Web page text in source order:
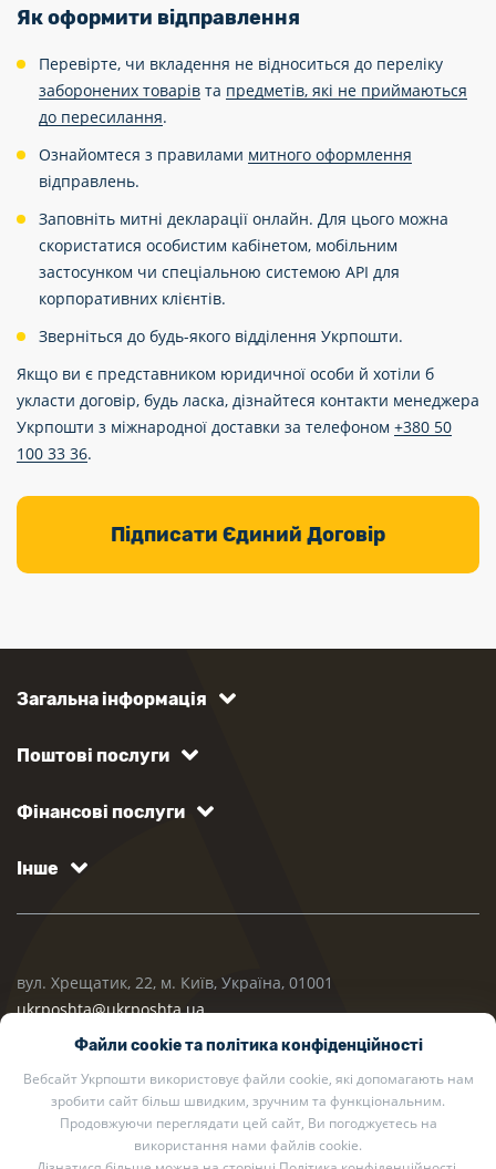
Як оформити відправлення
Перевірте, чи вкладення не відноситься до переліку
заборонених товарів та предметів, які не приймаються
до пересилання.
Ознайомтеся з правилами митного оформлення
відправлень.
Заповніть митні декларації онлайн. Для цього можна
скористатися особистим кабінетом, мобільним
застосунком чи спеціальною системою API для
корпоративних клієнтів.
Зверніться до будь-якого відділення Укрпошти.
Якщо ви є представником юридичної особи й хотіли б
укласти договір, будь ласка, дізнайтеся контакти менеджера
Укрпошти з міжнародної доставки за телефоном +380 50
100 33 36.
Підписати Єдиний Договір
Файли cookie та політика конфіденційності
Вебсайт Укрпошти використовує файли cookie, які допомагають нам
зробити сайт більш швидким, зручним та функціональним.
Продовжуючи переглядати цей сайт, Ви погоджуєтесь на
використання нами файлів cookie.
Загальна інформація
Поштові послуги
Фінансові послуги
Інше
вул. Хрещатик, 22, м. Київ, Україна, 01001
ukrposhta@ukrposhta.ua